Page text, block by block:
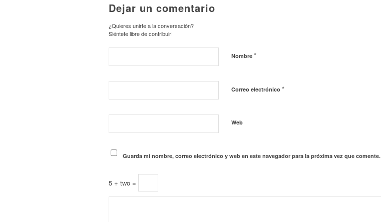
Dejar un comentario
¿Quieres unirte a la conversación?
Siéntete libre de contribuir!
Nombre *
Correo electrónico *
Web
Guarda mi nombre, correo electrónico y web en este navegador para la próxima vez que comente.
5 + two =